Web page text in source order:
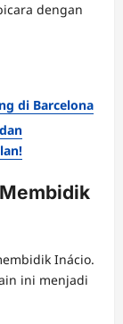
dengan
di Barcelona
Inácio.
ini menjadi